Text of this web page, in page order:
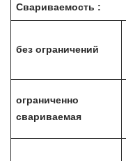
Свариваемость :
без ограничений
ограниченно
свариваемая